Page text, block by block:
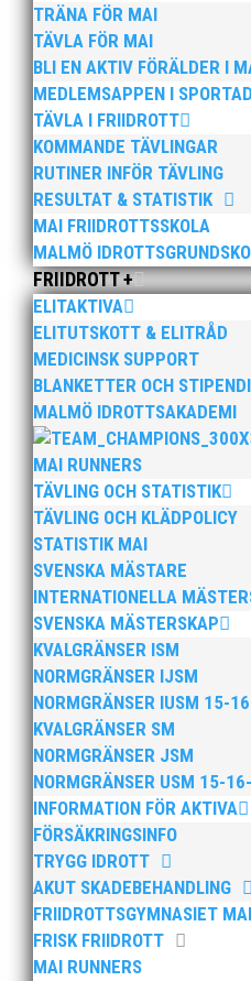
TRÄNA FÖR MAI
TÄVLA FÖR MAI
BLI EN AKTIV FÖRÄLDER I
MEDLEMSAPPEN I
TÄVLA I FRIIDROTT
KOMMANDE TÄVLINGAR
RUTINER INFÖR TÄVLING
RESULTAT & STATISTIK
MAI FRIIDROTTSSKOLA
MALMÖ
FRIIDROTT +
ELITAKTIVA
ELITUTSKOTT & ELITRÅD
MEDICINSK SUPPORT
BLANKETTER OCH
MALMÖ IDROTTSAKADEMI
MAI RUNNERS
TÄVLING OCH STATISTIK
TÄVLING OCH KLÄDPOLICY
STATISTIK MAI
SVENSKA MÄSTARE
INTERNATIONELLA
SVENSKA MÄSTERSKAP
KVALGRÄNSER ISM
NORMGRÄNSER IJSM
NORMGRÄNSER IUSM 15-
KVALGRÄNSER SM
NORMGRÄNSER JSM
NORMGRÄNSER USM 15-
INFORMATION FÖR AKTIVA
FÖRSÄKRINGSINFO
TRYGG IDROTT
AKUT SKADEBEHANDLING
FRIIDROTTSGYMNASIET
FRISK FRIIDROTT
MAI RUNNERS
Bilder från Stafett-
Anders Hallström,
hockeyn i
Efter att årsmötet
möjliggjorde och
2025 innebar något
elva på VM ute i